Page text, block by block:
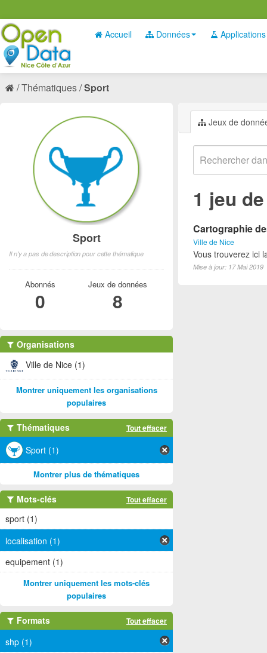
Accueil Données Applications
Thématiques Sport
Jeux de
1 jeu
Cartographie
Ville de Nice
Vous trouverez ici
Mise à jour: 17 Mai 2019
Sport
Il n'y a pas de description pour cette thématique
Abonnés
0
Jeux de données
8
Organisations
Ville de Nice (1)
Montrer uniquement les organisations
populaires
Thématiques Tout effacer
Sport (1)
Montrer plus de thématiques
Mots-clés Tout effacer
sport (1)
localisation (1)
equipement (1)
Montrer uniquement les mots-clés
populaires
Formats Tout effacer
shp (1)